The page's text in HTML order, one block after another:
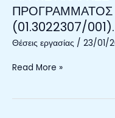
ΠΡΟΓΡΑΜΜΑΤΟΣ
(01.3022307/001).
Θέσεις εργασίας / 23/01/
ΑΤΟΜΟΥ
ΜΕ
ΕΡΓΑΣΙΑΣ
Read More »